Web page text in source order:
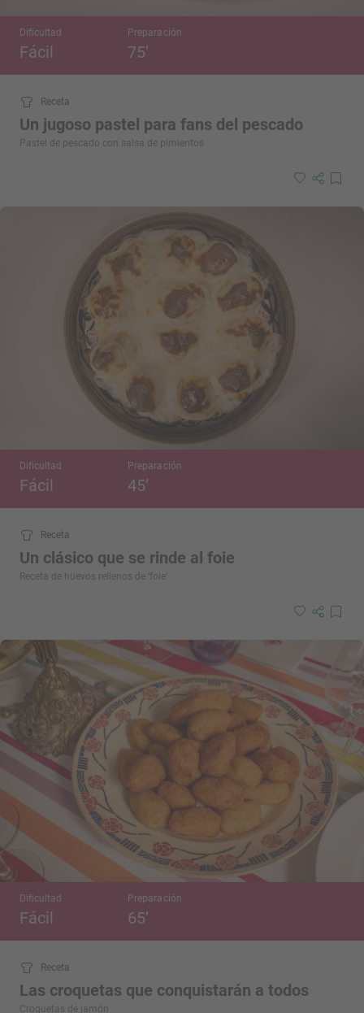
Receta
Dificultad
Fácil
Preparación
75’
Un jugoso pastel para fans del pescado
Pastel de pescado con salsa de pimientos
Receta
Dificultad
Fácil
Preparación
45’
Un clásico que se rinde al foie
Receta de huevos rellenos de ‘foie’
Receta
Dificultad
Fácil
Preparación
65’
Las croquetas que conquistarán a todos
Croquetas de jamón